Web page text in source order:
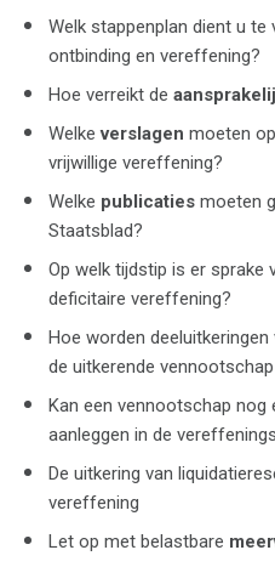
Welk stappenplan dient u te
ontbinding en vereffening?
⁣Hoe verreikt de
Welkeverslagen moeten
vrijwillige vereffening?
Welke publicaties moeten
Staatsblad?
Op welk tijdstip is er sprake
deficitaire vereffening?
Hoe worden
de uitkerende
Kan een vennootschap nog
aanleggen in de
De uitkering van
vereffening
Let op met belastbare